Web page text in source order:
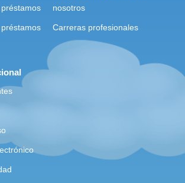
nosotros
Carreras profesionales